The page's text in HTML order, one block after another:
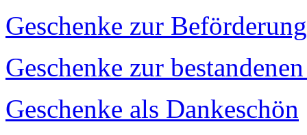
Geschenke zur Beförderung
Geschenke zur
Geschenke als Dankeschön